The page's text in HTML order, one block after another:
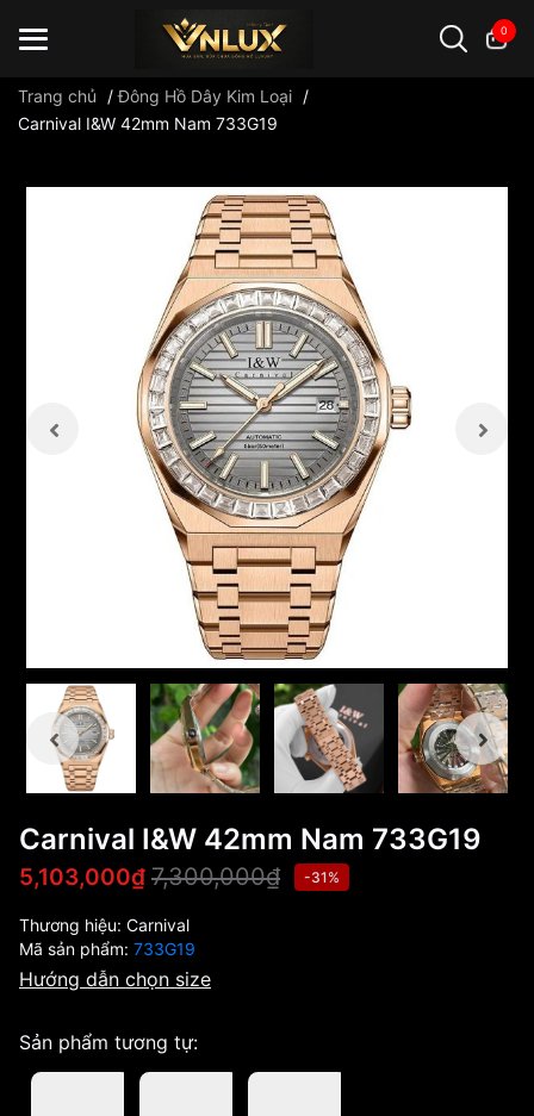
0
Trang chủ /Đông Hồ Dây Kim Loại /
Carnival I&W 42mm Nam 733G19
Carnival I&W 42mm Nam 733G19
5,103,000₫ 7,300,000₫ -31%
Thương hiệu: Carnival
Mã sản phẩm: 733G19
Hướng dẫn chọn size
Sản phẩm tương tự: